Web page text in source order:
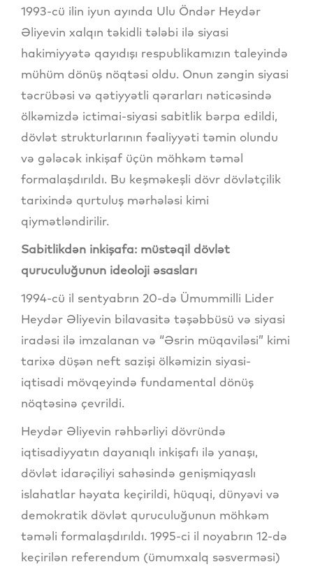
1993-cü ilin iyun ayında Ulu Öndər Heydər
Əliyevin xalqın təkidli tələbi ilə siyasi
hakimiyyətə qayıdışı respublikamızın taleyində
mühüm dönüş nöqtəsi oldu. Onun zəngin siyasi
təcrübəsi və qətiyyətli qərarları nəticəsində
ölkəmizdə ictimai-siyasi sabitlik bərpa edildi,
dövlət strukturlarının fəaliyyəti təmin olundu
və gələcək inkişaf üçün möhkəm təməl
formalaşdırıldı. Bu keşməkeşli dövr dövlətçilik
tarixində qurtuluş mərhələsi kimi
qiymətləndirilir.
Sabitlikdən inkişafa: müstəqil dövlət
quruculuğunun ideoloji əsasları
1994-cü il sentyabrın 20-də Ümummilli Lider
Heydər Əliyevin bilavasitə təşəbbüsü və siyasi
iradəsi ilə imzalanan və “Əsrin müqaviləsi” kimi
tarixə düşən neft sazişi ölkəmizin siyasi-
iqtisadi mövqeyində fundamental dönüş
nöqtəsinə çevrildi.
Heydər Əliyevin rəhbərliyi dövründə
iqtisadiyyatın dayanıqlı inkişafı ilə yanaşı,
dövlət idarəçiliyi sahəsində genişmiqyaslı
islahatlar həyata keçirildi, hüquqi, dünyəvi və
demokratik dövlət quruculuğunun möhkəm
təməli formalaşdırıldı. 1995-ci il noyabrın 12-də
keçirilən referendum (ümumxalq səsverməsi)